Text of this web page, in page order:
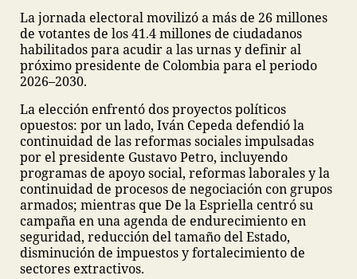
La jornada electoral movilizó a más de 26 millones
de votantes de los 41.4 millones de ciudadanos
habilitados para acudir a las urnas y definir al
próximo presidente de Colombia para el periodo
2026–2030.
La elección enfrentó dos proyectos políticos
opuestos: por un lado, Iván Cepeda defendió la
continuidad de las reformas sociales impulsadas
por el presidente Gustavo Petro, incluyendo
programas de apoyo social, reformas laborales y la
continuidad de procesos de negociación con grupos
armados; mientras que De la Espriella centró su
campaña en una agenda de endurecimiento en
seguridad, reducción del tamaño del Estado,
disminución de impuestos y fortalecimiento de
sectores extractivos.